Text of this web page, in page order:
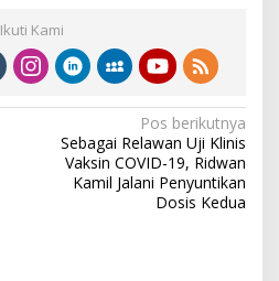
Ikuti Kami
Pos berikutnya
Sebagai Relawan Uji Klinis
Vaksin COVID-19, Ridwan
Kamil Jalani Penyuntikan
Dosis Kedua